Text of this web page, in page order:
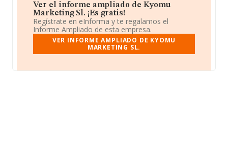
Ver el informe ampliado de Kyomu
Marketing Sl. ¡Es gratis!
Regístrate en eInforma y te regalamos el
Informe Ampliado de esta empresa.
VER INFORME AMPLIADO DE KYOMU
MARKETING SL.